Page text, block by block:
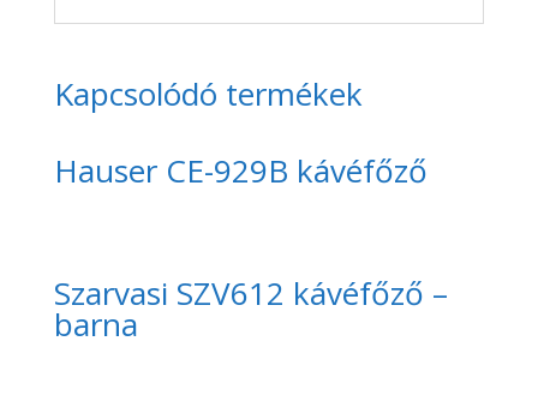
Kapcsolódó termékek
Hauser CE-929B kávéfőző
Szarvasi SZV612 kávéfőző –
barna